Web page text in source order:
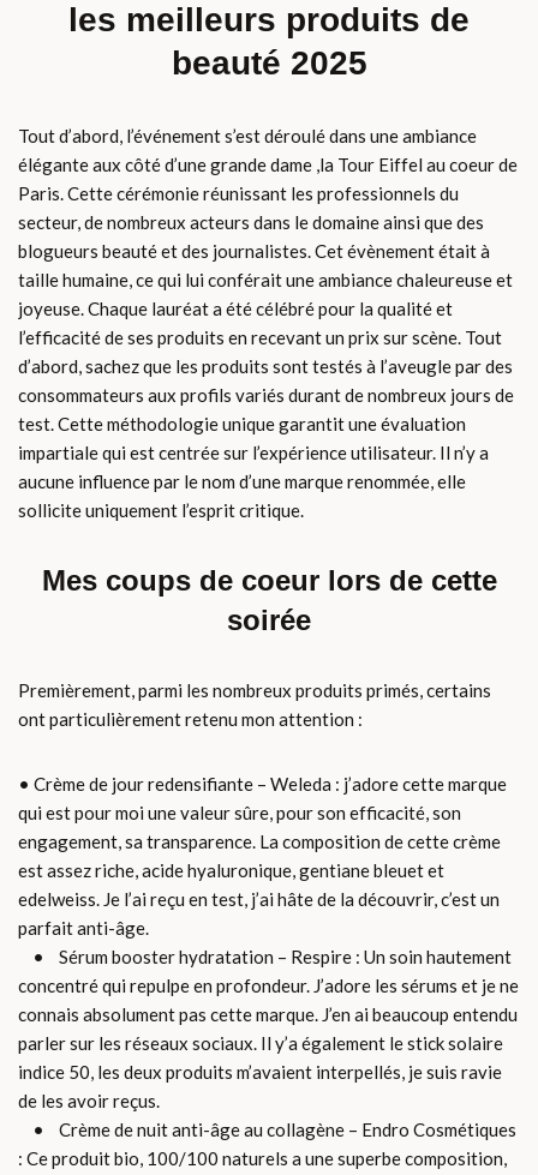
les meilleurs produits de
beauté 2025
Tout d’abord, l’événement s’est déroulé dans une ambiance
élégante aux côté d’une grande dame ,la Tour Eiffel au coeur de
Paris. Cette cérémonie réunissant les professionnels du
secteur, de nombreux acteurs dans le domaine ainsi que des
blogueurs beauté et des journalistes. Cet évènement était à
taille humaine, ce qui lui conférait une ambiance chaleureuse et
joyeuse. Chaque lauréat a été célébré pour la qualité et
l’efficacité de ses produits en recevant un prix sur scène. Tout
d’abord, sachez que les produits sont testés à l’aveugle par des
consommateurs aux profils variés durant de nombreux jours de
test. Cette méthodologie unique garantit une évaluation
impartiale qui est centrée sur l’expérience utilisateur. Il n’y a
aucune influence par le nom d’une marque renommée, elle
sollicite uniquement l’esprit critique.
Mes coups de coeur lors de cette
soirée
Premièrement, parmi les nombreux produits primés, certains
ont particulièrement retenu mon attention :
• Crème de jour redensifiante – Weleda : j’adore cette marque
qui est pour moi une valeur sûre, pour son efficacité, son
engagement, sa transparence. La composition de cette crème
est assez riche, acide hyaluronique, gentiane bleuet et
edelweiss. Je l’ai reçu en test, j’ai hâte de la découvrir, c’est un
parfait anti-âge.
• Sérum booster hydratation – Respire : Un soin hautement
concentré qui repulpe en profondeur. J’adore les sérums et je ne
connais absolument pas cette marque. J’en ai beaucoup entendu
parler sur les réseaux sociaux. Il y’a également le stick solaire
indice 50, les deux produits m’avaient interpellés, je suis ravie
de les avoir reçus.
• Crème de nuit anti-âge au collagène – Endro Cosmétiques
: Ce produit bio, 100/100 naturels a une superbe composition,